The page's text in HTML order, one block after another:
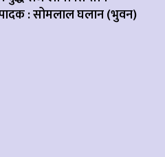
:सोमलाल घलान (भुवन)